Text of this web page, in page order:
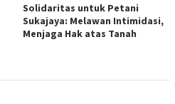
Solidaritas untuk Petani
Sukajaya: Melawan Intimidasi,
Menjaga Hak atas Tanah